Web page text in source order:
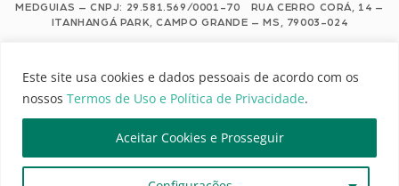
Este site usa cookies e dados pessoais de acordo com os
nossos Termos de Uso e Política de Privacidade.
Aceitar Cookies e Prosseguir
MEDGUIAS – CNPJ: 29.581.569/0001-70 RUA CERRO CORÁ, 14 –
ITANHANGÁ PARK, CAMPO GRANDE – MS, 79003-024
Este site usa cookies e dados pessoais de acordo com os nossos Termos de
Uso e Política de Privacidade.
Configuração de Cookies
MEDGUIAS | TODOS OS DIREITOS RESERVADOS